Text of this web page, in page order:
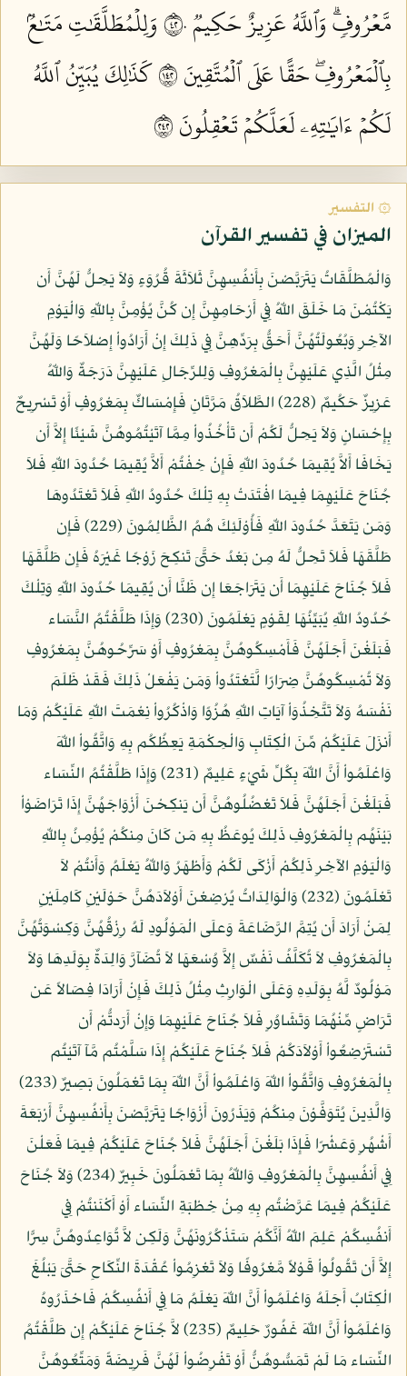
مَّعۡرُوفٖۗ وَٱللَّهُ عَزِيزٌ حَكِيمٞ ٢٤٠
وَلِلۡمُطَلَّقَٰتِ مَتَٰعُۢ
بِٱلۡمَعۡرُوفِۖ حَقًّا عَلَى ٱلۡمُتَّقِينَ ٢٤١
كَذَٰلِكَ يُبَيِّنُ ٱللَّهُ
لَكُمۡ ءَايَٰتِهِۦ لَعَلَّكُمۡ تَعۡقِلُونَ ٢٤٢
۞ التفسير
الميزان في تفسير القرآن
وَالْمُطَلَّقَاتُ يَتَرَبَّصْنَ بِأَنفُسِهِنَّ ثَلاَثَةَ قُرُوَءٍ وَلاَ يَحِلُّ لَهُنَّ أَن
يَكْتُمْنَ مَا خَلَقَ اللّهُ فِي أَرْحَامِهِنَّ إِن كُنَّ يُؤْمِنَّ بِاللّهِ وَالْيَوْمِ
الآخِرِ وَبُعُولَتُهُنَّ أَحَقُّ بِرَدِّهِنَّ فِي ذَلِكَ إِنْ أَرَادُواْ إِصْلاَحًا وَلَهُنَّ
مِثْلُ الَّذِي عَلَيْهِنَّ بِالْمَعْرُوفِ وَلِلرِّجَالِ عَلَيْهِنَّ دَرَجَةٌ وَاللّهُ
عَزِيزٌ حَكُيمٌ (228) الطَّلاَقُ مَرَّتَانِ فَإِمْسَاكٌ بِمَعْرُوفٍ أَوْ تَسْرِيحٌ
بِإِحْسَانٍ وَلاَ يَحِلُّ لَكُمْ أَن تَأْخُذُواْ مِمَّا آتَيْتُمُوهُنَّ شَيْئًا إِلاَّ أَن
يَخَافَا أَلاَّ يُقِيمَا حُدُودَ اللّهِ فَإِنْ خِفْتُمْ أَلاَّ يُقِيمَا حُدُودَ اللّهِ فَلاَ
جُنَاحَ عَلَيْهِمَا فِيمَا افْتَدَتْ بِهِ تِلْكَ حُدُودُ اللّهِ فَلاَ تَعْتَدُوهَا
وَمَن يَتَعَدَّ حُدُودَ اللّهِ فَأُوْلَئِكَ هُمُ الظَّالِمُونَ (229) فَإِن
طَلَّقَهَا فَلاَ تَحِلُّ لَهُ مِن بَعْدُ حَتَّىَ تَنكِحَ زَوْجًا غَيْرَهُ فَإِن طَلَّقَهَا
فَلاَ جُنَاحَ عَلَيْهِمَا أَن يَتَرَاجَعَا إِن ظَنَّا أَن يُقِيمَا حُدُودَ اللّهِ وَتِلْكَ
حُدُودُ اللّهِ يُبَيِّنُهَا لِقَوْمٍ يَعْلَمُونَ (230) وَإِذَا طَلَّقْتُمُ النَّسَاء
فَبَلَغْنَ أَجَلَهُنَّ فَأَمْسِكُوهُنَّ بِمَعْرُوفٍ أَوْ سَرِّحُوهُنَّ بِمَعْرُوفٍ
وَلاَ تُمْسِكُوهُنَّ ضِرَارًا لَّتَعْتَدُواْ وَمَن يَفْعَلْ ذَلِكَ فَقَدْ ظَلَمَ
نَفْسَهُ وَلاَ تَتَّخِذُوَاْ آيَاتِ اللّهِ هُزُوًا وَاذْكُرُواْ نِعْمَتَ اللّهِ عَلَيْكُمْ وَمَا
أَنزَلَ عَلَيْكُمْ مِّنَ الْكِتَابِ وَالْحِكْمَةِ يَعِظُكُم بِهِ وَاتَّقُواْ اللّهَ
وَاعْلَمُواْ أَنَّ اللّهَ بِكُلِّ شَيْءٍ عَلِيمٌ (231) وَإِذَا طَلَّقْتُمُ النِّسَاء
فَبَلَغْنَ أَجَلَهُنَّ فَلاَ تَعْضُلُوهُنَّ أَن يَنكِحْنَ أَزْوَاجَهُنَّ إِذَا تَرَاضَوْاْ
بَيْنَهُم بِالْمَعْرُوفِ ذَلِكَ يُوعَظُ بِهِ مَن كَانَ مِنكُمْ يُؤْمِنُ بِاللّهِ
وَالْيَوْمِ الآخِرِ ذَلِكُمْ أَزْكَى لَكُمْ وَأَطْهَرُ وَاللّهُ يَعْلَمُ وَأَنتُمْ لاَ
تَعْلَمُونَ (232) وَالْوَالِدَاتُ يُرْضِعْنَ أَوْلاَدَهُنَّ حَوْلَيْنِ كَامِلَيْنِ
لِمَنْ أَرَادَ أَن يُتِمَّ الرَّضَاعَةَ وَعلَى الْمَوْلُودِ لَهُ رِزْقُهُنَّ وَكِسْوَتُهُنَّ
بِالْمَعْرُوفِ لاَ تُكَلَّفُ نَفْسٌ إِلاَّ وُسْعَهَا لاَ تُضَآرَّ وَالِدَةٌ بِوَلَدِهَا وَلاَ
مَوْلُودٌ لَّهُ بِوَلَدِهِ وَعَلَى الْوَارِثِ مِثْلُ ذَلِكَ فَإِنْ أَرَادَا فِصَالاً عَن
تَرَاضٍ مِّنْهُمَا وَتَشَاوُرٍ فَلاَ جُنَاحَ عَلَيْهِمَا وَإِنْ أَرَدتُّمْ أَن
تَسْتَرْضِعُواْ أَوْلاَدَكُمْ فَلاَ جُنَاحَ عَلَيْكُمْ إِذَا سَلَّمْتُم مَّآ آتَيْتُم
بِالْمَعْرُوفِ وَاتَّقُواْ اللّهَ وَاعْلَمُواْ أَنَّ اللّهَ بِمَا تَعْمَلُونَ بَصِيرٌ (233)
وَالَّذِينَ يُتَوَفَّوْنَ مِنكُمْ وَيَذَرُونَ أَزْوَاجًا يَتَرَبَّصْنَ بِأَنفُسِهِنَّ أَرْبَعَةَ
أَشْهُرٍ وَعَشْرًا فَإِذَا بَلَغْنَ أَجَلَهُنَّ فَلاَ جُنَاحَ عَلَيْكُمْ فِيمَا فَعَلْنَ
فِي أَنفُسِهِنَّ بِالْمَعْرُوفِ وَاللّهُ بِمَا تَعْمَلُونَ خَبِيرٌ (234) وَلاَ جُنَاحَ
عَلَيْكُمْ فِيمَا عَرَّضْتُم بِهِ مِنْ خِطْبَةِ النِّسَاء أَوْ أَكْنَنتُمْ فِي
أَنفُسِكُمْ عَلِمَ اللّهُ أَنَّكُمْ سَتَذْكُرُونَهُنَّ وَلَكِن لاَّ تُوَاعِدُوهُنَّ سِرًّا
إِلاَّ أَن تَقُولُواْ قَوْلاً مَّعْرُوفًا وَلاَ تَعْزِمُواْ عُقْدَةَ النِّكَاحِ حَتَّىَ يَبْلُغَ
الْكِتَابُ أَجَلَهُ وَاعْلَمُواْ أَنَّ اللّهَ يَعْلَمُ مَا فِي أَنفُسِكُمْ فَاحْذَرُوهُ
وَاعْلَمُواْ أَنَّ اللّهَ غَفُورٌ حَلِيمٌ (235) لاَّ جُنَاحَ عَلَيْكُمْ إِن طَلَّقْتُمُ
النِّسَاء مَا لَمْ تَمَسُّوهُنُّ أَوْ تَفْرِضُواْ لَهُنَّ فَرِيضَةً وَمَتِّعُوهُنَّ